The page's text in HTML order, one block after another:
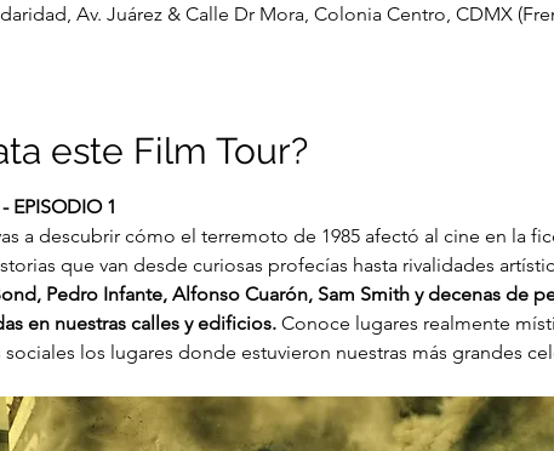
Av. Juárez & Calle Dr Mora, Colonia Centro, CDMX
este Film Tour?
EPISODIO 1
a descubrir cómo el terremoto de 1985 afectó al cine en la
que van desde curiosas profecías hasta rivalidades
Pedro Infante, Alfonso Cuarón, Sam Smith y decenas de
en nuestras calles y edificios. Conoce lugares realmente
los lugares donde estuvieron nuestras más grandes